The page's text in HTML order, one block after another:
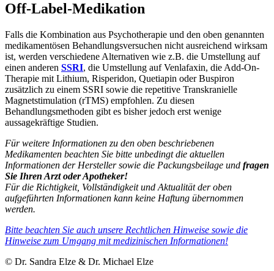
Off-Label-Medikation
Falls die Kombination aus Psychotherapie und den oben genannten
medikamentösen Behandlungsversuchen nicht ausreichend wirksam
ist, werden verschiedene Alternativen wie z.B. die Umstellung auf
einen anderen SSRI, die Umstellung auf Venlafaxin, die Add-On-
Therapie mit Lithium, Risperidon, Quetiapin oder Buspiron
zusätzlich zu einem SSRI sowie die repetitive Transkranielle
Magnetstimulation (rTMS) empfohlen. Zu diesen
Behandlungsmethoden gibt es bisher jedoch erst wenige
aussagekräftige Studien.
Für weitere Informationen zu den oben beschriebenen
Medikamenten beachten Sie bitte unbedingt die aktuellen
Informationen der Hersteller sowie die Packungsbeilage und fragen
Sie Ihren Arzt oder Apotheker!
Für die Richtigkeit, Vollständigkeit und Aktualität der oben
aufgeführten Informationen kann keine Haftung übernommen
werden.
Bitte beachten Sie auch unsere Rechtlichen Hinweise sowie die
Hinweise zum Umgang mit medizinischen Informationen!
© Dr. Sandra Elze & Dr. Michael Elze